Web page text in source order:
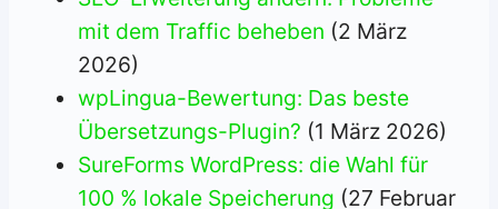
mit dem Traffic beheben (2 März
2026)
wpLingua-Bewertung: Das beste
Übersetzungs-Plugin? (1 März 2026)
SureForms WordPress: die Wahl für
100 % lokale Speicherung (27 Februar